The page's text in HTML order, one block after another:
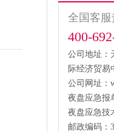
全国客服
400-
公司地址：
际经济贸易
公司网址：
夜盘应急报
夜盘应急技
邮政编码：